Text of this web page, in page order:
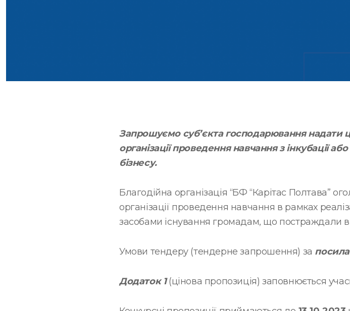
Запрошуємо суб’єкта господарювання надати
організації проведення навчання з інкубації
бізнесу.
Благодійна організація “БФ “Карітас Полтава”
організації проведення навчання в рамках
засобами існування громадам, що постраждали
Умови тендеру (тендерне запрошення) за
Додаток 1(цінова пропозиція) заповнюється